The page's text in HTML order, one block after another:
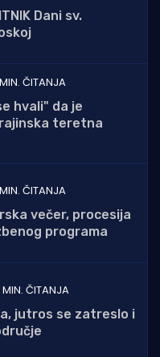
Dani sv.
ČITANJA
hvali" da je
teretna
ČITANJA
večer, procesija
programa
ČITANJA
jutros se zatreslo i